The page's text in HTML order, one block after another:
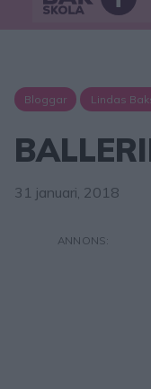
Bloggar Lindas
31 januari, 2018